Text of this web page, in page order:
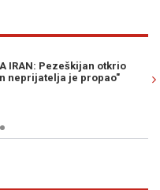
BH. NOVINARSTVA:
Hajdar Arifagić